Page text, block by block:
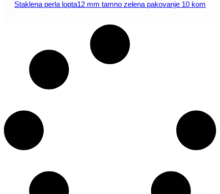
Staklena perla lopta12 mm tamno zelena pakovanje 10 kom